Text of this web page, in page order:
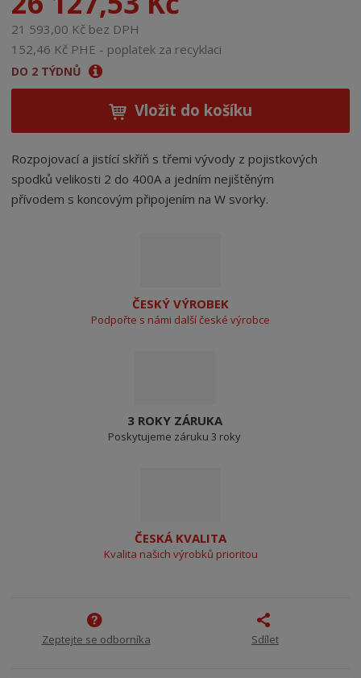
21 593,00 Kč bez DPH
152,46 Kč PHE - poplatek za recyklaci
DO 2 TÝDNŮ
Vložit do košíku
Rozpojovací a jistící skříň s třemi vývody z pojistkových
spodků velikosti 2 do 400A a jedním nejištěným
přívodem s koncovým připojením na W svorky.
ČESKÝ VÝROBEK
Podpořte s námi další české výrobce
3 ROKY ZÁRUKA
Poskytujeme záruku 3 roky
ČESKÁ KVALITA
Kvalita našich výrobků prioritou
Zeptejte se odborníka Sdílet